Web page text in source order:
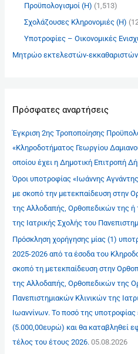
Προϋπολογισμοί (Η) (1,513)
Σχολάζουσες Κληρονομιές (Η)
Υποτροφίες – Οικονομικές
Μητρώο εκτελεστών-
Πρόσφατες αναρτήσεις
Έγκριση 2ης Τροποποίησης
«Κληροδοτήματος Γεωργίου
οποίου έχει η Δημοτική Επιτροπή
Όροι υποτροφίας «Ιωάννης
με σκοπό την μετεκπαίδευση στην
της Αλλοδαπής, Ορθοπεδικών της ή
της Ιατρικής Σχολής του
Πρόσκληση χορήγησης μίας (1)
2025-2026 από τα έσοδα του
σκοπό τη μετεκπαίδευση στην
της Αλλοδαπής, Ορθοπεδικών της
Πανεπιστημιακών Κλινικών της
Ιωαννίνων. Το ποσό της υποτροφίας
(5.000,00ευρώ) και θα καταβληθεί
τέλος του έτους 2026. 05.08.2026